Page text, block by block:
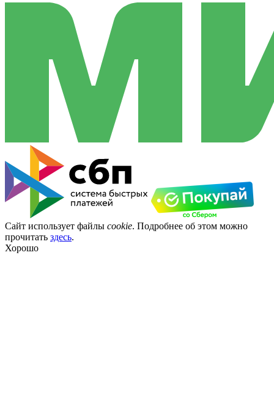
Сайт использует файлы cookie. Подробнее об этом можно
прочитать здесь.
Хорошо